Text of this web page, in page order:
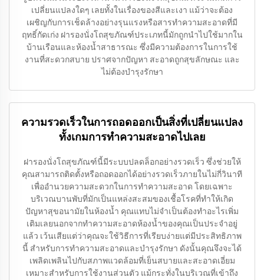
เปลี่ยนแปลงใดๆ เลยทั้งในเรื่องของสีและเงา แม้ว่าจะต้อง
เผชิญกับการเช็ดล้างอย่างรุนแรงหรือสารทำความสะอาดที่มี
ฤทธิ์กัดเก่ง ฝารองนั่งโถสุขภัณฑ์ประเภทนี้มักถูกนำไปใช้มากใน
บ้านเรือนและห้องน้ำสาธารณะ ซึ่งมีความต้องการในการใช้
งานที่สะดวกสบาย ปราศจากปัญหา สะอาดถูกสุขลักษณะ และ
ไม่ต้องบำรุงรักษา
ความรวดเร็วในการถอดออกเป็นสิ่งที่เปลี่ยนแปลง
ทั้งเกมการทำความสะอาดไปเลย
ฝารองนั่งโถสุขภัณฑ์นี้มีระบบปลดล็อกอย่างรวดเร็ว ซึ่งช่วยให้
คุณสามารถติดตั้งหรือถอดออกได้อย่างรวดเร็วภายในไม่กี่วินาที
เพื่ออำนวยความสะดวกในการทำความสะอาด โดยเฉพาะ
บริเวณบานพับที่มักเป็นแหล่งสะสมของเชื้อโรคที่ทำให้เกิด
ปัญหาสุขอนามัยในห้องน้ำ คุณแทบไม่จำเป็นต้องทำอะไรเพิ่ม
เติมเลยนอกจากทำความสะอาดห้องน้ำของคุณเป็นประจำอยู่
แล้ว เว้นเสียแต่ว่าคุณจะใช้วิธีการที่เรียบง่ายแต่มีประสิทธิภาพ
นี้ สำหรับการทำความสะอาดและบำรุงรักษา ดังนั้นคุณจึงจะได้
เพลิดเพลินไปกับสภาพแวดล้อมที่เย็นสบายและสะอาดเอี่ยม
เหมาะสำหรับการใช้งานส่วนตัว แม้กระทั่งในบริเวณที่เข้าถึง